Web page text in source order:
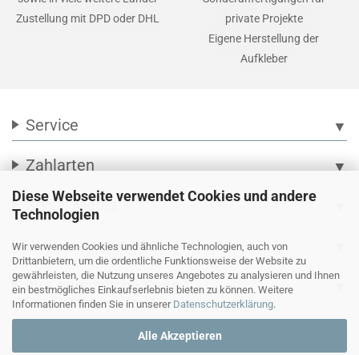
Diese Webseite verwendet Cookies und andere
Technologien
Wir verwenden Cookies und ähnliche Technologien, auch von
Drittanbietern, um die ordentliche Funktionsweise der Website zu
gewährleisten, die Nutzung unseres Angebotes zu analysieren und Ihnen
ein bestmögliches Einkaufserlebnis bieten zu können. Weitere
Informationen finden Sie in unserer Datenschutzerklärung.
Alle Akzeptieren
Zustellung mit DPD oder DHL
private Projekte
Eigene Herstellung der
Aufkleber
Service ▼
Zahlarten ▼
Social Media
Wir versenden mit
Ihre persönliche Seite